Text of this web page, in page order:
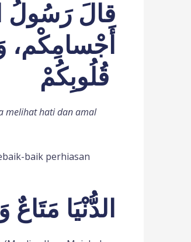
قالَ رَسُولُ
أَجْسامِكْم،
melihat hati dan amal
baik perhiasan
الدُّنْيَا